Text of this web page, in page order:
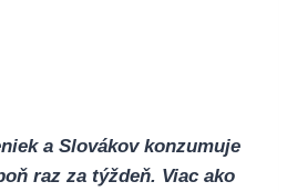
a Slovákov konzumuje
raz za týždeň. Viac ako